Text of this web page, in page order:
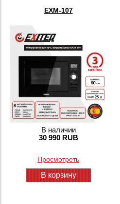
EXM-107
В наличии
30 990 RUB
Просмотреть
В корзину